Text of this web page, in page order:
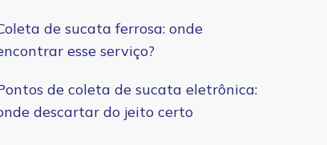
de sucata ferrosa: onde
esse serviço?
de coleta de sucata eletrônica:
descartar do jeito certo